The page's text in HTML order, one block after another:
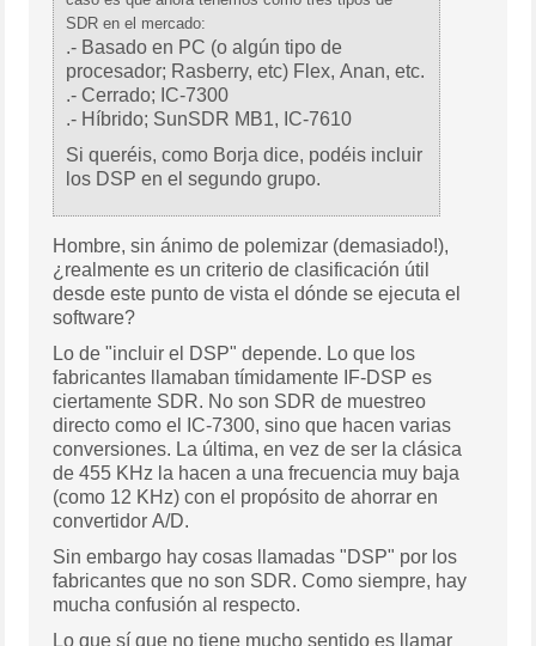
SDR en el mercado:
.- Basado en PC (o algún tipo de
procesador; Rasberry, etc) Flex, Anan, etc.
.- Cerrado; IC-7300
.- Híbrido; SunSDR MB1, IC-7610
Si queréis, como Borja dice, podéis incluir
los DSP en el segundo grupo.
Hombre, sin ánimo de polemizar (demasiado!),
¿realmente es un criterio de clasificación útil
desde este punto de vista el dónde se ejecuta el
software?
Lo de "incluir el DSP" depende. Lo que los
fabricantes llamaban tímidamente IF-DSP es
ciertamente SDR. No son SDR de muestreo
directo como el IC-7300, sino que hacen varias
conversiones. La última, en vez de ser la clásica
de 455 KHz la hacen a una frecuencia muy baja
(como 12 KHz) con el propósito de ahorrar en
convertidor A/D.
Sin embargo hay cosas llamadas "DSP" por los
fabricantes que no son SDR. Como siempre, hay
mucha confusión al respecto.
Lo que sí que no tiene mucho sentido es llamar